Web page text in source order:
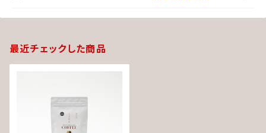
最近チェックした商品